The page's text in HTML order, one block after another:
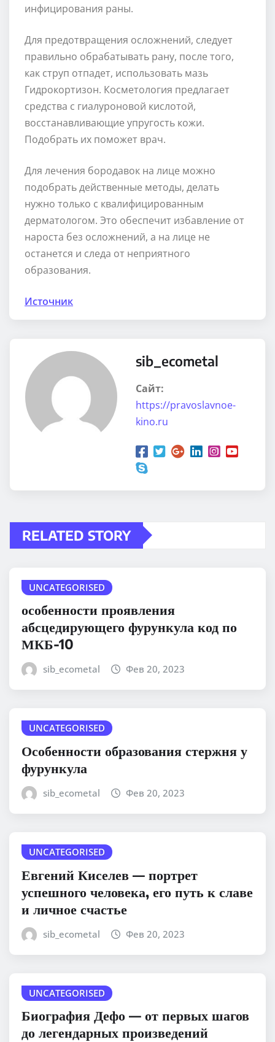
инфицирования раны.
Для предотвращения осложнений, следует
правильно обрабатывать рану, после того,
как струп отпадет, использовать мазь
Гидрокортизон. Косметология предлагает
средства с гиалуроновой кислотой,
восстанавливающие упругость кожи.
Подобрать их поможет врач.
Для лечения бородавок на лице можно
подобрать действенные методы, делать
нужно только с квалифицированным
дерматологом. Это обеспечит избавление от
нароста без осложнений, а на лице не
останется и следа от неприятного
образования.
Источник
sib_ecometal
Сайт:
https://pravoslavnoe-
kino.ru
RELATED STORY
UNCATEGORISED
особенности проявления
абсцедирующего фурункула код по
МКБ-10
sib_ecometal Фев 20, 2023
UNCATEGORISED
Особенности образования стержня у
фурункула
sib_ecometal Фев 20, 2023
UNCATEGORISED
Евгений Киселев — портрет
успешного человека, его путь к славе
и личное счастье
sib_ecometal Фев 20, 2023
UNCATEGORISED
Биография Дефо — от первых шагов
до легендарных произведений